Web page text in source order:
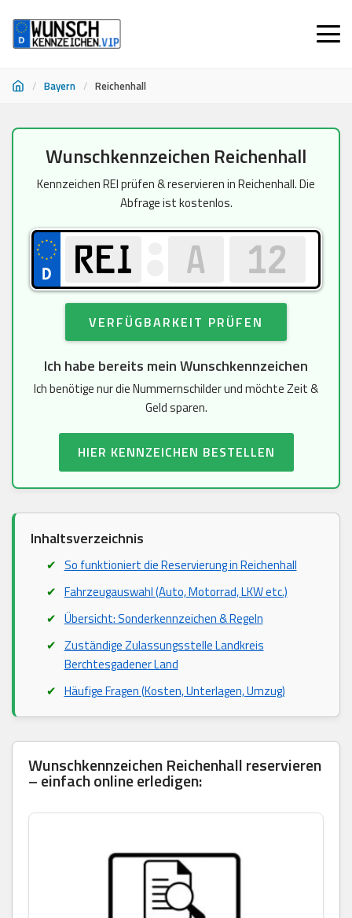
/ Bayern / Reichenhall
springen
Wunschkennzeichen Reichenhall
Kennzeichen REI prüfen & reservieren in Reichenhall. Die
Abfrage ist kostenlos.
VERFÜGBARKEIT PRÜFEN
Ich habe bereits mein Wunschkennzeichen
Ich benötige nur die Nummernschilder und möchte Zeit &
Geld sparen.
HIER KENNZEICHEN BESTELLEN
Inhaltsverzeichnis
So funktioniert die Reservierung in Reichenhall
Fahrzeugauswahl (Auto, Motorrad, LKW etc.)
Übersicht: Sonderkennzeichen & Regeln
Zuständige Zulassungsstelle Landkreis
Berchtesgadener Land
Häufige Fragen (Kosten, Unterlagen, Umzug)
Wunschkennzeichen Reichenhall reservieren
– einfach online erledigen: